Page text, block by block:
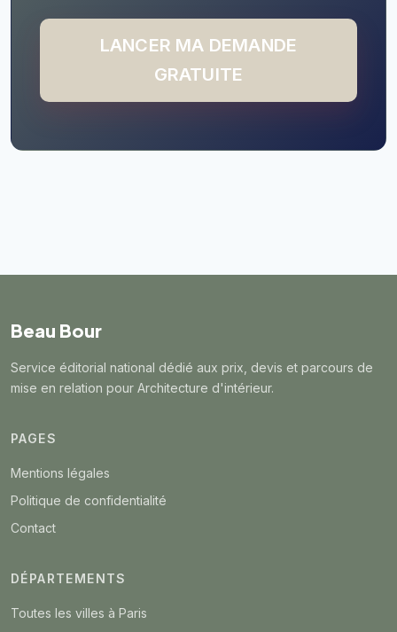
LANCER MA DEMANDE
GRATUITE
Beau Bour
Service éditorial national dédié aux prix, devis et parcours de
mise en relation pour Architecture d'intérieur.
PAGES
Mentions légales
Politique de confidentialité
Contact
DÉPARTEMENTS
Toutes les villes à Paris